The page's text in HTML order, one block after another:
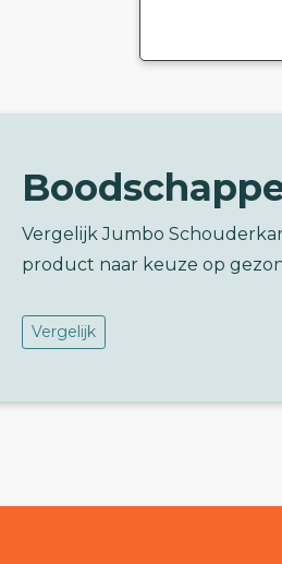
Vergelijk Jumbo
product naar keuze op
Vergelijk